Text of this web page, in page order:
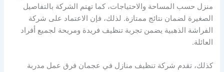
منزل حسب المساحة والاحتياجات، كما تهتم الشركة بالتفاصيل
الصغيرة لضمان نتائج ممتازة. لذلك، فإن الاعتماد على شركة
الفراشة الذهبية يضمن تجربة تنظيف فريدة ومريحة لجميع أفراد
العائلة.
كذلك، تقدم شركة تنظيف منازل في عجمان فرق عمل مدربة